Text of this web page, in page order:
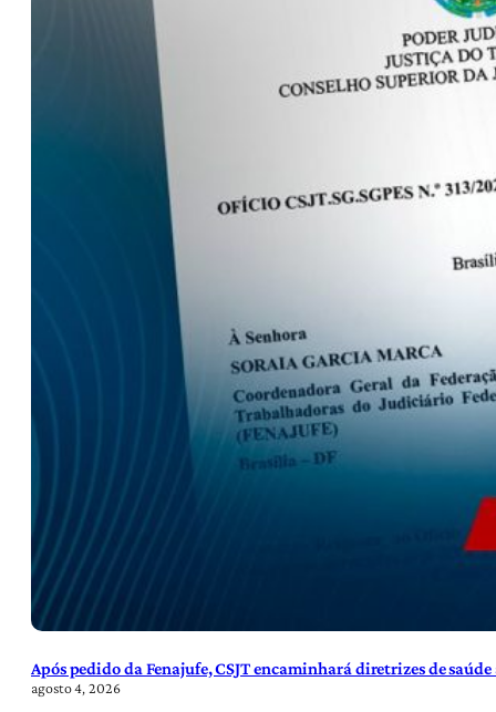
Após pedido da Fenajufe, CSJT encaminhará diretrizes de
agosto 4, 2026